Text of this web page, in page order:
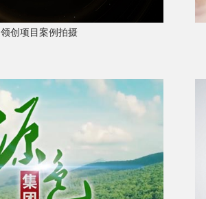
领创项目案例拍摄